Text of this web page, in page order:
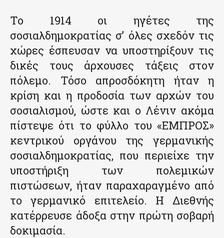
Το 1914 οι ηγέτες της
σοσιαλδημοκρατίας σ’ όλες σχεδόν τις
χώρες έσπευσαν να υποστηρίξουν τις
δικές τους άρχουσες τάξεις στον
πόλεμο. Τόσο απροσδόκητη ήταν η
κρίση και η προδοσία των αρχών του
σοσιαλισμού, ώστε και ο Λένιν ακόμα
πίστεψε ότι το φύλλο του «ΕΜΠΡΟΣ»
κεντρικού οργάνου της γερμανικής
σοσιαλδημοκρατίας, που περιείχε την
υποστήριξη των πολεμικών
πιστώσεων, ήταν παραχαραγμένο από
το γερμανικό επιτελείο. Η Διεθνής
κατέρρευσε άδοξα στην πρώτη σοβαρή
δοκιμασία.